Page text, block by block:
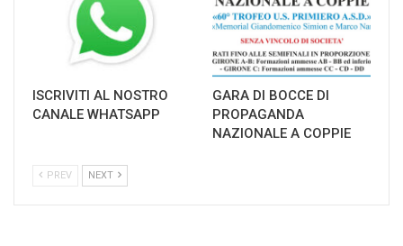
ISCRIVITI AL NOSTRO
CANALE WHATSAPP
GARA DI BOCCE DI
PROPAGANDA
NAZIONALE A COPPIE
PREV NEXT